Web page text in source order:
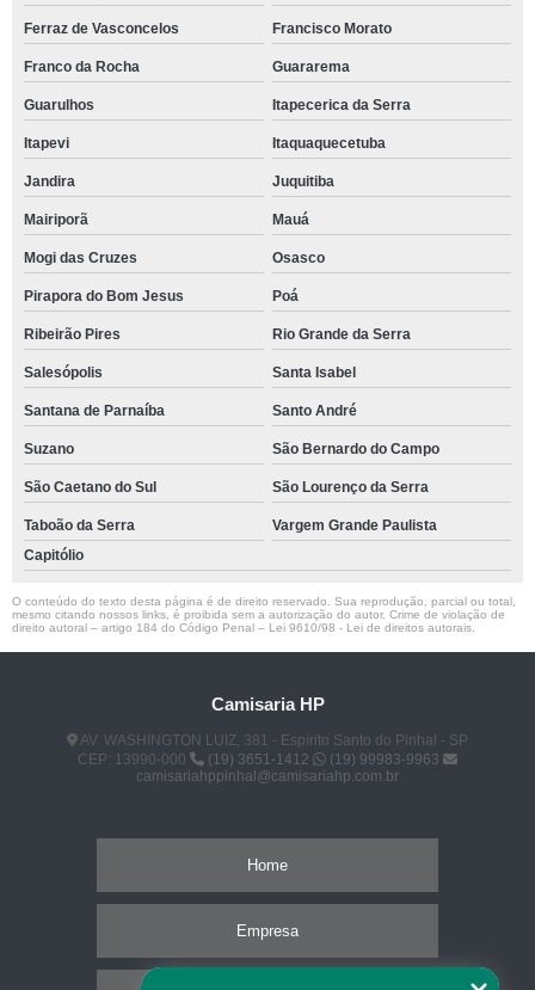
Ferraz de Vasconcelos Francisco Morato
Franco da Rocha Guararema
Guarulhos Itapecerica da Serra
Itapevi Itaquaquecetuba
Jandira Juquitiba
Mairiporã Mauá
Mogi das Cruzes Osasco
Pirapora do Bom Jesus Poá
Ribeirão Pires Rio Grande da Serra
Salesópolis Santa Isabel
Santana de Parnaíba Santo André
Suzano São Bernardo do Campo
São Caetano do Sul São Lourenço da Serra
Taboão da Serra
Vargem Grande Paulista
Capitólio
O conteúdo do texto desta página é de direito reservado. Sua reprodução, parcial ou total,
mesmo citando nossos links, é proibida sem a autorização do autor. Crime de violação de
direito autoral – artigo 184 do Código Penal – Lei 9610/98 - Lei de direitos autorais
Camisaria HP
AV. WASHINGTON LUIZ, 381 - Espírito Santo do Pinhal - SP
CEP: 13990-000
(19) 3651-1412
(19) 99983-9963
camisariahppinhal@camisariahp.com.br
Home
Empresa